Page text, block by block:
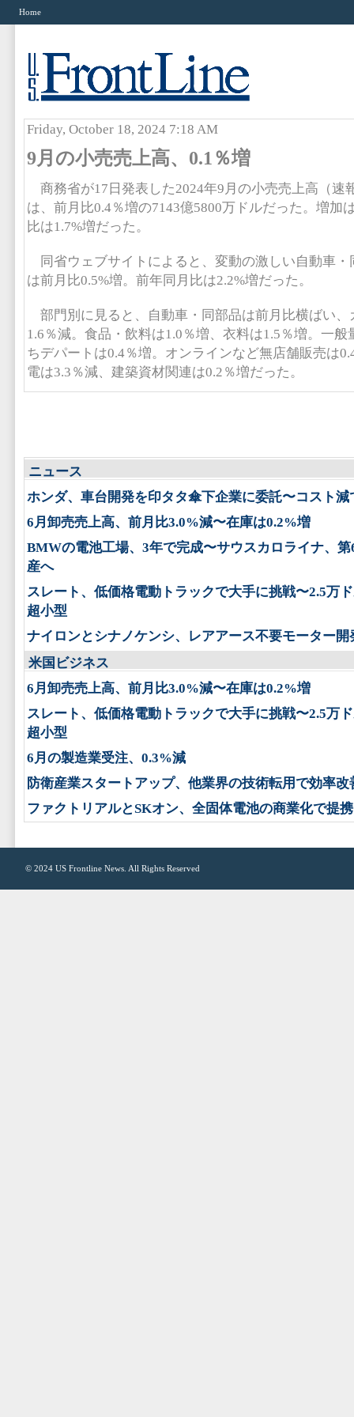
Home
Friday, October 18, 2024 7:18 AM
9月の小売売上高、0.1％増
商務省が17日発表した2024年9月の小売売上高（速
は、前月比0.4％増の7143億5800万ドルだった。増加
比は1.7%増だった。
同省ウェブサイトによると、変動の激しい自動車・
は前月比0.5%増。前年同月比は2.2%増だった。
部門別に見ると、自動車・同部品は前月比横ばい、
1.6％減。食品・飲料は1.0％増、衣料は1.5％増。一般
ちデパートは0.4％増。オンラインなど無店舗販売は
電は3.3％減、建築資材関連は0.2％増だった。
ニュース
ホンダ、車台開発を印タタ傘下企業に委託〜コスト減
6月卸売売上高、前月比3.0%減〜在庫は0.2%増
BMWの電池工場、3年で完成〜サウスカロライナ、第
産へ
スレート、低価格電動トラックで大手に挑戦〜2.5万
超小型
ナイロンとシナノケンシ、レアアース不要モーター開
米国ビジネス
6月卸売売上高、前月比3.0%減〜在庫は0.2%増
スレート、低価格電動トラックで大手に挑戦〜2.5万
超小型
6月の製造業受注、0.3%減
防衛産業スタートアップ、他業界の技術転用で効率改
ファクトリアルとSKオン、全固体電池の商業化で提携
© 2024 US Frontline News . All Rights Reserved